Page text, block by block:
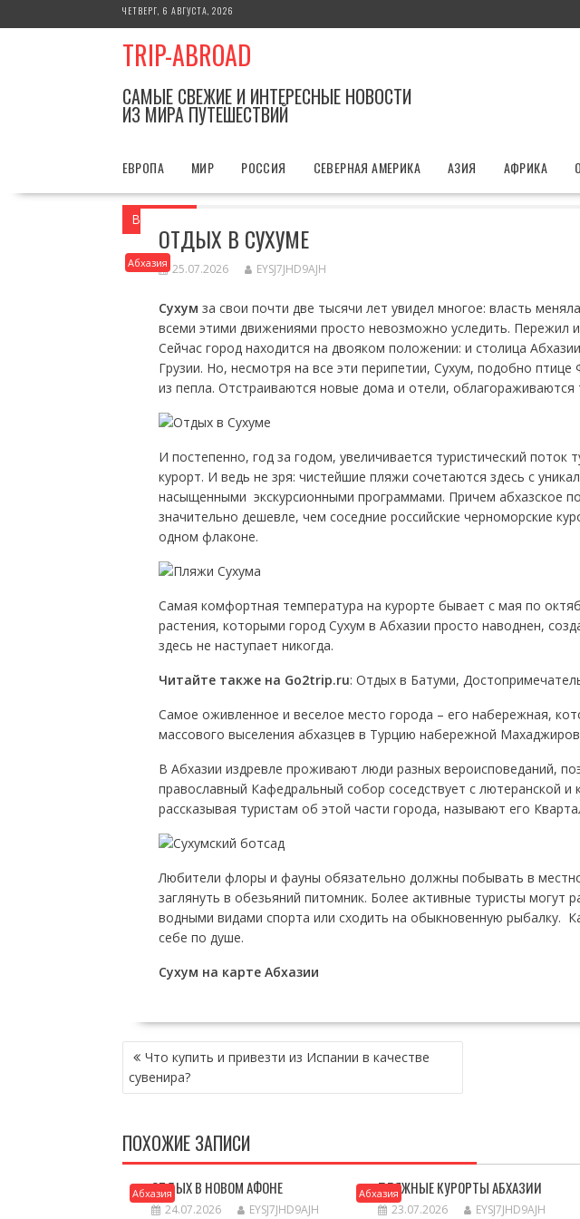
к
ЧЕТВЕРГ, 6 АВГУСТА, 2026
TRIP-ABROAD
САМЫЕ СВЕЖИЕ И ИНТЕРЕСНЫЕ НОВОСТИ
ИЗ МИРА ПУТЕШЕСТВИЙ
ЕВРОПА МИР РОССИЯ СЕВЕРНАЯ АМЕРИКА АЗИЯ АФРИКА
Вы здесь
Абхазия
ОТДЫХ В СУХУМЕ
25.07.2026 EYSJ7JHD9AJH
Сухум за свои почти две тысячи лет увидел многое: власть
всеми этими движениями просто невозможно уследить. Пережил
Сейчас город находится на двояком положении: и столица
Грузии. Но, несмотря на все эти перипетии, Сухум, подобно птице
из пепла. Отстраиваются новые дома и отели, облагораживаются
И постепенно, год за годом, увеличивается туристический поток
курорт. И ведь не зря: чистейшие пляжи сочетаются здесь с
насыщенными экскурсионными программами. Причем абхазское
значительно дешевле, чем соседние российские черноморские
одном флаконе.
Самая комфортная температура на курорте бывает с мая по
растения, которыми город Сухум в Абхазии просто наводнен,
здесь не наступает никогда.
Читайте также на Go2trip.ru: Отдых в Батуми,
Самое оживленное и веселое место города – его набережная,
массового выселения абхазцев в Турцию набережной
В Абхазии издревле проживают люди разных вероисповеданий,
православный Кафедральный собор соседствует с лютеранской и
рассказывая туристам об этой части города, называют его
Любители флоры и фауны обязательно должны побывать в
заглянуть в обезьяний питомник. Более активные туристы могут
водными видами спорта или сходить на обыкновенную рыбалку.
себе по душе.
Сухум на карте Абхазии
НАВИГАЦИЯ
ПО
ЗАПИСЯМ
Что купить и привезти из Испании в качестве
сувенира?
ПОХОЖИЕ ЗАПИСИ
АбхазияОТДЫХ В НОВОМ АФОНЕ
24.07.2026 EYSJ7JHD9AJH
АбхазияПЛЯЖНЫЕ КУРОРТЫ АБХАЗИИ
23.07.2026 EYSJ7JHD9AJH